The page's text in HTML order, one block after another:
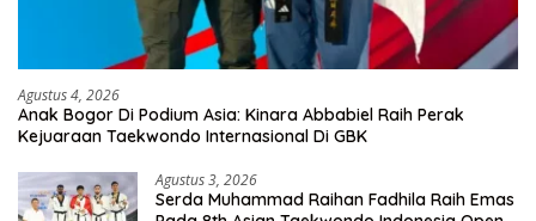
Agustus 4, 2026
Anak Bogor Di Podium Asia: Kinara Abbabiel Raih Perak
Kejuaraan Taekwondo Internasional Di GBK
Agustus 3, 2026
Serda Muhammad Raihan Fadhila Raih Emas